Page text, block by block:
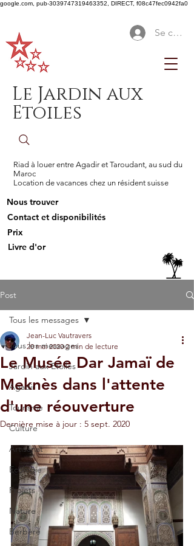
google.com, pub-3039747319463352, DIRECT, f08c47fec0942fa0
Se
Le Jardin aux
Etoiles
Riad à louer entre Agadir et Taroudant, au sud du
Maroc
Location de vacances chez un résident suisse
Nous trouver
Contact et disponibilités
Prix
Livre d'or
Post
Tous les messages
Jardin aux Etoiles
Agadir
Tourisme
Culture
Artisanat
Ecologie
Projets
Nature
Berbère
Tous les messages
Le Musée Dar Jamaï de
Meknès dans l'attente
d'une réouverture
Jean-Luc Vautravers
20 mai 2020 2 min de lecture
Dernière mise à jour : 5 sept. 2020